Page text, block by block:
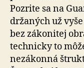
Pozrite sa na
držaných už
bez zá­ko­nitej
technicky to
nezákonná